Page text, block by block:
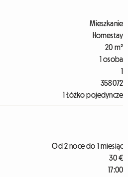
Mieszkanie
Homestay
20 m²
1 osoba
1
358072
1 Łóżko pojedyncze
Od 2 noce do 1 miesiąc
30 €
17:00